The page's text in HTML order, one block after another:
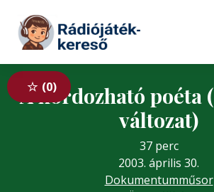
Tovább a tartalomhoz
0
A hordozható poéta
változat)
37 perc
2003. április 30.
Dokumentumműsor